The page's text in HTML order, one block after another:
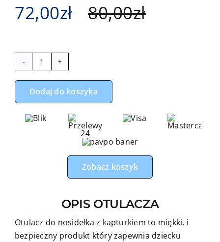
80,00zł
72,00zł
ilość
Otulacz
do
nosidełka
różowym
Dodaj do koszyka
Zobacz koszyk
OPIS OTULACZA
Otulacz do nosidełka z kapturkiem to miękki, i
bezpieczny produkt który zapewnia dziecku